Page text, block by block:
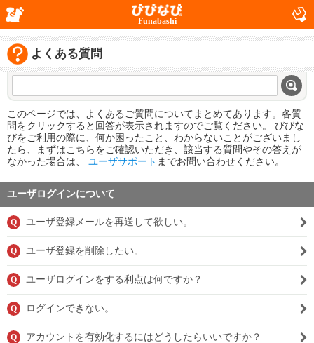
Funabashi
よくある質問
このページでは、よくあるご質問についてまとめてあります。各質
問をクリックすると回答が表示されますのでご覧ください。 びびな
びをご利用の際に、何か困ったこと、わからないことがございまし
たら、まずはこちらをご確認いただき、該当する質問やその答えが
なかった場合は、 ユーザサポート までお問い合わせください。
ユーザログインについて
Q ユーザ登録メールを再送して欲しい。
Q ユーザ登録を削除したい。
Q ユーザログインをする利点は何ですか？
Q ログインできない。
Q アカウントを有効化するにはどうしたらいいですか？